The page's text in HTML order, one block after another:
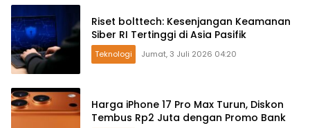
Riset bolttech: Kesenjangan Keamanan
Siber RI Tertinggi di Asia Pasifik
Teknologi Jumat, 3 Juli 2026 04:20
Harga iPhone 17 Pro Max Turun, Diskon
Tembus Rp2 Juta dengan Promo Bank